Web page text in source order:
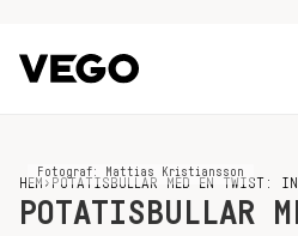
HEM › POTATISBULLAR MED EN TWIST:
Fotograf: Mattias Kristiansson
POTATISBULLAR